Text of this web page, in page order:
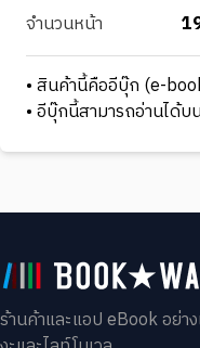
จำนวนหน้า
• สินค้านี้คืออีบุ๊ก (e-
• อีบุ๊กนี้สามารถอ่านได้บ
ร้านค้าและแอป eBook อย่า